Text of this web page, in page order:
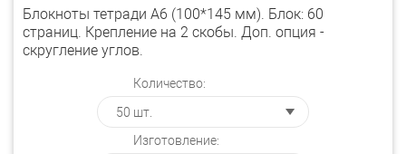
Блокноты тетради А6 (100*145 мм). Блок: 60
страниц. Крепление на 2 скобы. Доп. опция -
скругление углов.
Количество:
Изготовление: